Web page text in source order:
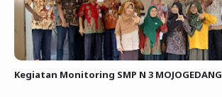
Kegiatan Monitoring SMP N 3 MOJOGEDANG